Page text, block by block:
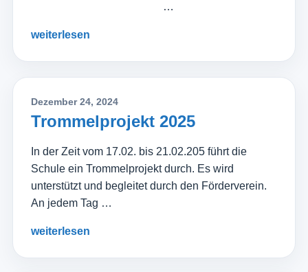
…
weiterlesen
Dezember 24, 2024
Trommelprojekt 2025
In der Zeit vom 17.02. bis 21.02.205 führt die
Schule ein Trommelprojekt durch. Es wird
unterstützt und begleitet durch den Förderverein.
An jedem Tag …
weiterlesen